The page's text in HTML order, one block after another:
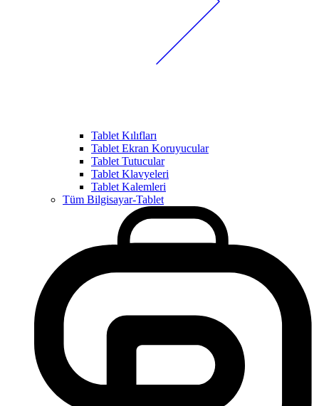
Tablet Kılıfları
Tablet Ekran Koruyucular
Tablet Tutucular
Tablet Klavyeleri
Tablet Kalemleri
Tüm Bilgisayar-Tablet